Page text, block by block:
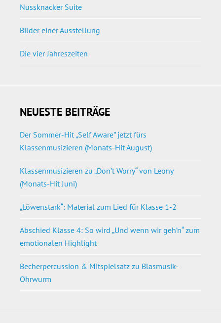
Nussknacker Suite
Bilder einer Ausstellung
Die vier Jahreszeiten
NEUESTE BEITRÄGE
Der Sommer-Hit „Self Aware” jetzt fürs
Klassenmusizieren (Monats-Hit August)
Klassenmusizieren zu „Don’t Worry“ von Leony
(Monats-Hit Juni)
„Löwenstark“: Material zum Lied für Klasse 1-2
Abschied Klasse 4: So wird „Und wenn wir geh’n“ zum
emotionalen Highlight
Becherpercussion & Mitspielsatz zu Blasmusik-
Ohrwurm